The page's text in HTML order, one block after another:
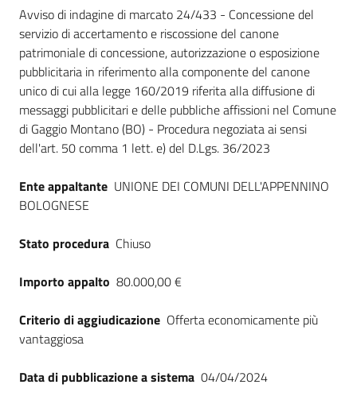
Dati del bando
Avviso di indagine di marcato 24/433 - Concessione del
servizio di accertamento e riscossione del canone
patrimoniale di concessione, autorizzazione o esposizione
pubblicitaria in riferimento alla componente del canone
unico di cui alla legge 160/2019 riferita alla diffusione di
messaggi pubblicitari e delle pubbliche affissioni nel Comune
di Gaggio Montano (BO) - Procedura negoziata ai sensi
dell'art. 50 comma 1 lett. e) del D.Lgs. 36/2023
Ente appaltante UNIONE DEI COMUNI DELL'APPENNINO
BOLOGNESE
Stato procedura Chiuso
Importo appalto 80.000,00 €
Criterio di aggiudicazione Offerta economicamente più
vantaggiosa
Data di pubblicazione a sistema 04/04/2024